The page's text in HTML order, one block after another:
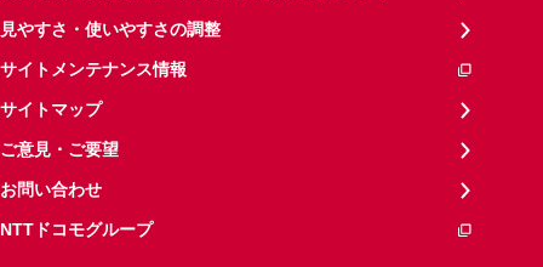
見やすさ・使いやすさの調整
サイトメンテナンス情報
サイトマップ
ご意見・ご要望
お問い合わせ
NTTドコモグループ